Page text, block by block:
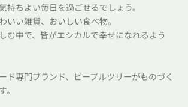
持ちよい毎日を過ごせるでしょう。
いい雑貨、おいしい食べ物。
む中で、皆がエシカルで幸せになれるよう
ド専門ブランド、ピープルツリーがものづく